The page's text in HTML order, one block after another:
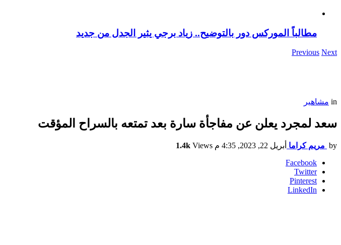
مطالباً الموركس دور بالتوضيح.. زياد برجي يثير الجدل من جديد
Previous Next
in مشاهير
سعد لمجرد يعلن عن مفاجأة سارة بعد تمتعه بالسراح المؤقت
by مريم كراما أبريل 22, 2023, 4:35 م 1.4k Views
Facebook
Twitter
Pinterest
LinkedIn